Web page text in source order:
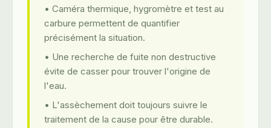
• Caméra thermique, hygromètre et test au
carbure permettent de quantifier
précisément la situation.
• Une recherche de fuite non destructive
évite de casser pour trouver l'origine de
l'eau.
• L'assèchement doit toujours suivre le
traitement de la cause pour être durable.